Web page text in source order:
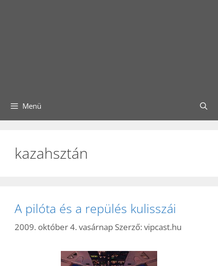
Menü
kazahsztán
A pilóta és a repülés kulisszái
2009. október 4. vasárnap Szerző: vipcast.hu